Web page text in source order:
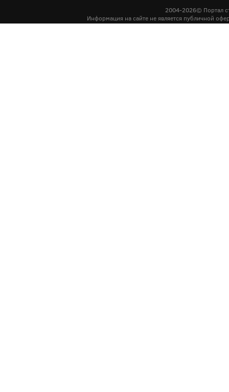
2004-2026© Портал
Информация на сайте не является публичной